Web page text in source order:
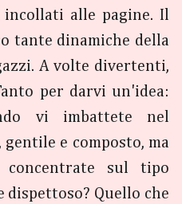
alle pagine. Il
tante dinamiche della
A volte divertenti,
per darvi un'idea:
vi imbattete nel
e composto, ma
sul tipo
Quello che